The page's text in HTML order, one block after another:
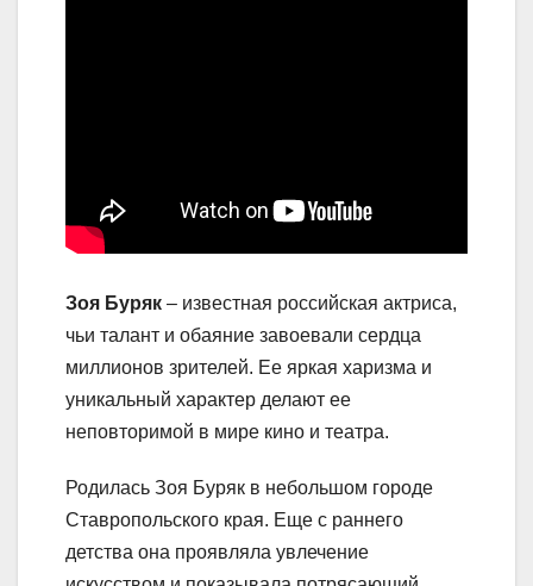
Зоя Буряк – известная российская актриса,
чьи талант и обаяние завоевали сердца
миллионов зрителей. Ее яркая харизма и
уникальный характер делают ее
неповторимой в мире кино и театра.
Родилась Зоя Буряк в небольшом городе
Ставропольского края. Еще с раннего
детства она проявляла увлечение